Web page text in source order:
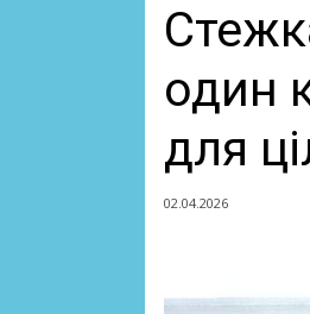
один
для
02.04.2026